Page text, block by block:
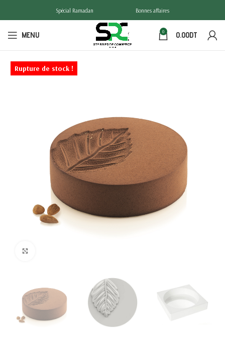
Spécial Ramadan Bonnes affaires
MENU 0 0.00DT
Rupture de stock !